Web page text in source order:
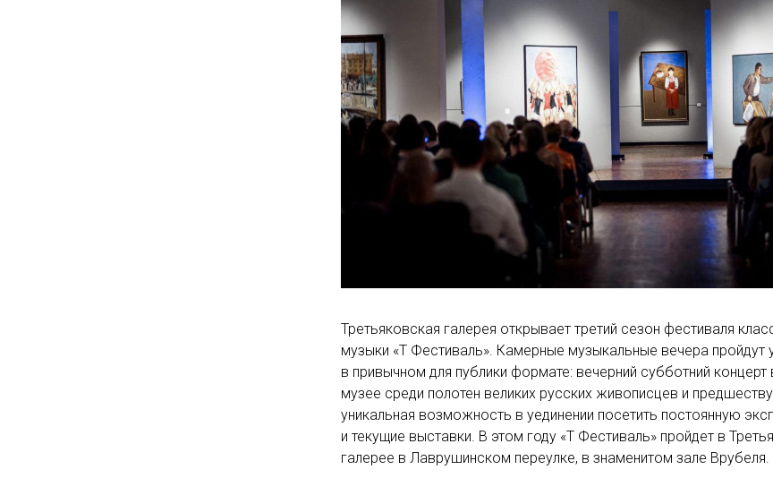
Третьяковская галерея открывает третий сезон фестиваля
музыки «Т Фестиваль». Камерные музыкальные вечера пройдут
в привычном для публики формате: вечерний субботний
музее среди полотен великих русских живописцев и
уникальная возможность в уединении посетить постоянную
и текущие выставки. В этом году «Т Фестиваль» пройдет в
галерее в Лаврушинском переулке, в знаменитом зале Врубеля.